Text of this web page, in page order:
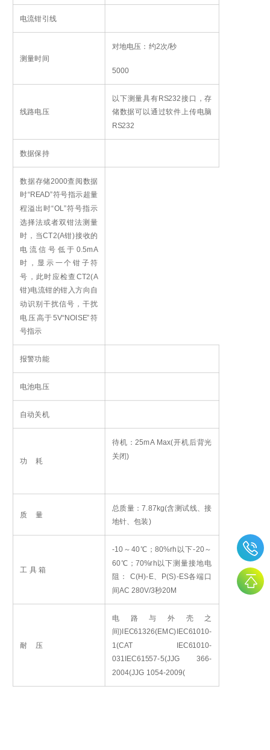
电流钳引线
测量时间
对地电压：约2次/秒
5000
线路电压
以下测量具有RS232接口，存
储数据可以通过软件上传电脑
RS232
数据保持
数据存储2000查阅数据
时“READ”符号指示超量
程溢出时“OL”符号指示
选择法或者双钳法测量
时，当CT2(A钳)接收的
电流信号低于0.5mA
时，显示一个钳子符
号，此时应检查CT2(A
钳)电流钳的钳入方向 自
动识别干扰信号，干扰
电压高于5V“NOISE”符
号指示
报警功能
电池电压
自动关机
功 耗
待机：25mA Max(开机后背光
关闭)
质 量
总质量：7.87kg(含测试线、接
地针、包装)
工 具 箱
-10 ～40℃；80%rh以下-20～
60℃；70%rh以下测量接地电
阻： C(H)-E、P(S)-ES各端口
间AC 280V/3秒20M
耐 压
电路与外壳之
间) IEC61326(EMC) IEC61010-
1(CAT IEC61010-
031 IEC61557-5(JJG 366-
2004(JJG 1054-2009(